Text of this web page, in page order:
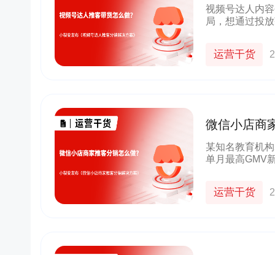
人推客分销
视频号达人内
局，想通过投
运营干货
微信小店商
店商家推客
某知名教育机
单月最高GMV
运营干货